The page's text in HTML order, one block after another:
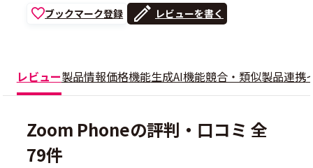
ブックマーク登録 レビューを書く
レビュー製品情報価格機能生成AI機能競合・類似製品連携
Zoom Phoneの評判・口コミ 全
79件